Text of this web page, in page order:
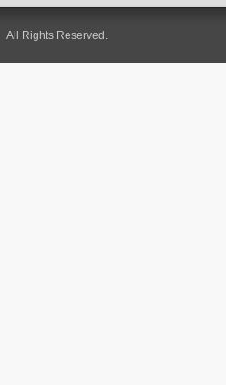
All Rights Reserved.